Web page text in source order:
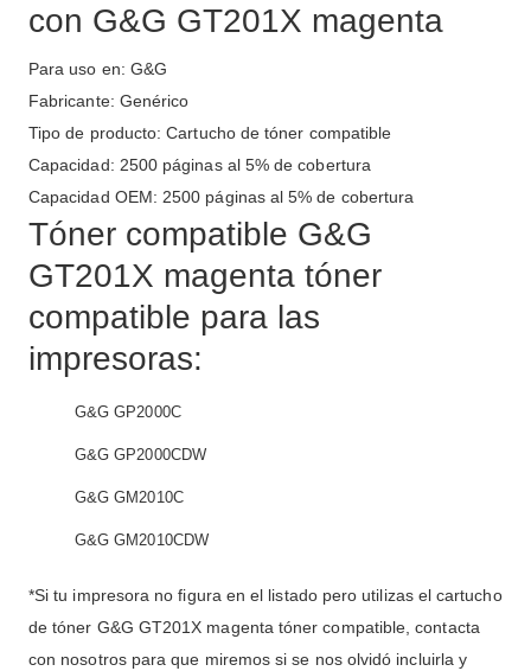
con G&G GT201X magenta
Para uso en: G&G
Fabricante: Genérico
Tipo de producto: Cartucho de tóner compatible
Capacidad: 2500 páginas al 5% de cobertura
Capacidad OEM: 2500 páginas al 5% de cobertura
Tóner compatible G&G
GT201X magenta tóner
compatible para las
impresoras:
G&G GP2000C
G&G GP2000CDW
G&G GM2010C
G&G GM2010CDW
*Si tu impresora no figura en el listado pero utilizas el cartucho
de tóner G&G GT201X magenta tóner compatible, contacta
con nosotros para que miremos si se nos olvidó incluirla y